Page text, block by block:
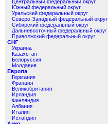
Центральный федеральный округ
Южный федеральный округ
Уральский федеральный округ
Северо-Западный федеральный округ
Сибирский федеральный округ
Дальневосточный федеральный округ
Приволжский федеральный округ
СНГ
Украина
Казахстан
Белоруссия
Молдавия
Европа
Германия
Франция
Великобритания
Ирландия
Финляндия
Албания
Италия
Исландия